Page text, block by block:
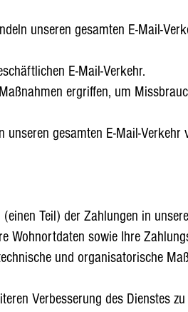
unseren gesamten E-Mail-
E-Mail-Verkehr.
ergriffen, um
gesamten E-Mail-Verkehr
Teil) der Zahlungen in
Wohnortdaten sowie Ihre
und organisatorische
Verbesserung des Dienstes